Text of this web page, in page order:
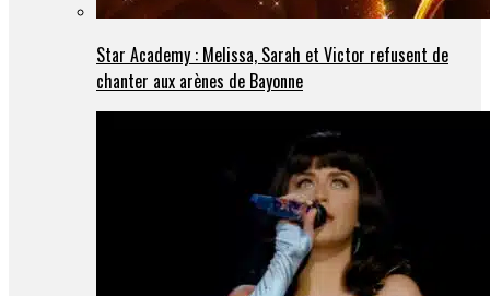
Star Academy : Melissa, Sarah et Victor refusent de
chanter aux arènes de Bayonne